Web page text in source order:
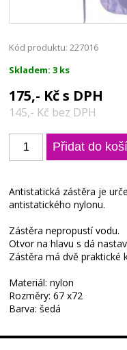
Kód produktu: 227016
Skladem: 3 ks
175,- Kč s DPH
145,- Kč bez DPH
Antistatická zástěra je
antistatického nylonu.
Zástěra nepropustí vodu.
Otvor na hlavu s dá
Zástěra má dvě praktické
Materiál: nylon
Rozměry: 67 x72
Barva: šedá